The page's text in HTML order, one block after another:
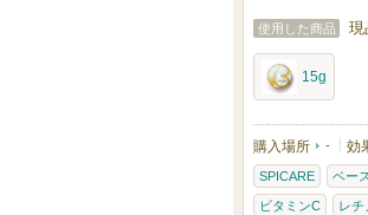
使用した商品 現
15g
購入場所 - 効
SPICARE ベー
ビタミンC レチ